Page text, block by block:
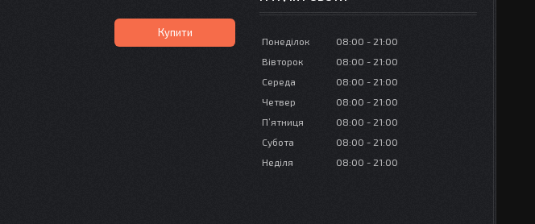
Купити
Понеділок 08:00
21:00
Вівторок
08:00
21:00
Середа
08:00
21:00
Четвер
08:00
21:00
Пʼятниця
08:00
21:00
Субота
08:00
21:00
Неділя
08:00 21:00